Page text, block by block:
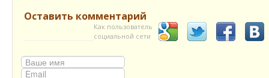
Оставить комментарий
Как пользователь
социальной сети